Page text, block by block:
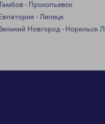
- Прокопьевск
- Липецк
Новгород - Норильск